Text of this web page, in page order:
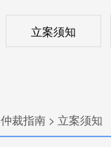
立案须知
仲裁指南 > 立案须知